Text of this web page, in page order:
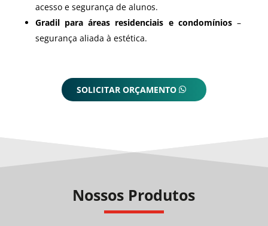
acesso e segurança de alunos.
Gradil para áreas residenciais e condomínios–
segurança aliada à estética.
SOLICITAR ORÇAMENTO
Nossos Produtos